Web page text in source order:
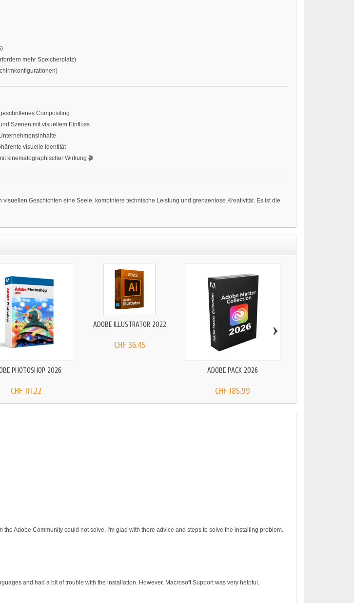
mehr Speicherplatz)
Compositing
Szenen mit visuellem Einfluss
visuelle Identität
kinematographischer Wirkung 🎬
Geschichten eine Seele, kombiniere technische Leistung und grenzenlose Kreativität. Es ist die
PHOTOSHOP 2026
CHF 111.22
ADOBE ILLUSTRATOR 2022
CHF 36.45
ADOBE PACK 2026
CHF 185.99
›
Adobe Community could not solve. I'm glad with there advice and steps to solve the installing problem.
and had a bit of trouble with the installation. However, Macrosoft Support was very helpful.